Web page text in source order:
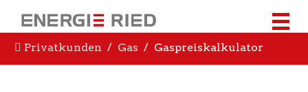
Privatkunden Gas Gaspreiskalkulator